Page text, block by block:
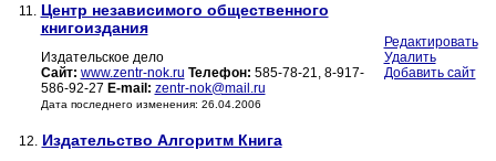
11. Центр независимого общественного
книгоиздания
Издательское дело
Сайт: www.zentr-nok.ru Телефон: 585-78-21, 8-917-
586-92-27 E-mail: zentr-nok@mail.ru
Дата последнего изменения: 26.04.2006
Редактировать
Удалить
Добавить сайт
12. Издательство Алгоритм Книга